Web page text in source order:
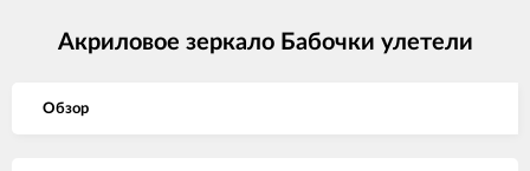
Акриловое зеркало Бабочки улетели
Обзор